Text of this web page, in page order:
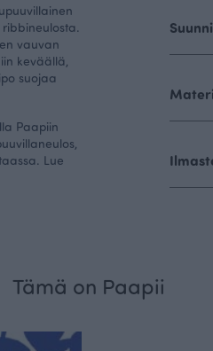
vauvan
keväällä,
suojaa
Paapiin
Lue
Tämä on Paapii